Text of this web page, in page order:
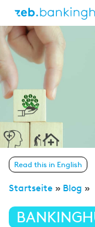
Read this in English
Startseite » Blog »